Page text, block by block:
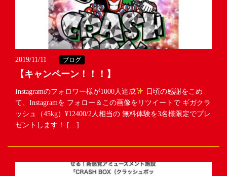
2019/11/11 ブログ
【キャンペーン！！！】
Instagramのフォロワー様が1000人達成
日頃の感謝をこめ
て、Instagramを フォロー＆この画像をリツイートで ギガクラ
ッシュ（45kg）¥12400/2人相当の 無料体験を3名様限定でプレ
ゼントします！ […]